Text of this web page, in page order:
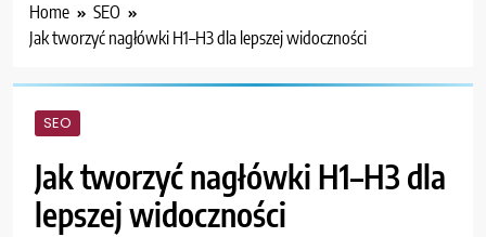
Home
SEO
Jak tworzyć nagłówki H1–H3 dla lepszej widoczności
SEO
Jak tworzyć nagłówki H1–H3 dla
lepszej widoczności